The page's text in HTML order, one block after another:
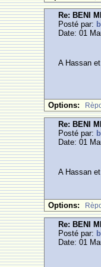
Re: BENI
Posté par:
Date: 01
A Hassan
Options:
Re: BENI
Posté par:
Date: 01
A Hassan
Options:
Re: BENI
Posté par:
Date: 01